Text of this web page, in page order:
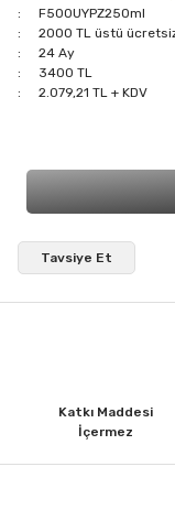
F500UYPZ250ml
2000 TL üstü
24 Ay
3400 TL
2.079,21 TL + KDV
Tavsiye Et
Katkı Maddesi
İçermez